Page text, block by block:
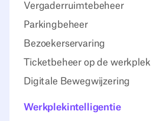
Vergaderruimtebeheer
Parkingbeheer
Bezoekerservaring
Ticketbeheer op de werkplek
Digitale Bewegwijzering
Werkplekintelligentie